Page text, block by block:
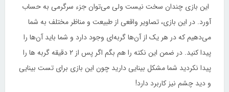
این بازی چندان سخت نیست ولی می‌توان جزء سرگرمی به حساب
آورد. در این بازی، تصاویر واقعی از طبیعت و مناظر مختلف به شما
می‌دهیم که در هر یک از آن‌ها گربه‌ای وجود دارد و شما باید آن‌ها را
پیدا کنید. در ضمن این نکته را هم بگم اگر پس از ۲ دقیقه گربه ها را
پیدا نکردید شما مشکل بینایی دارید چون این بازی برای تست بینایی
و دید چشم نیز کاربرد دارد!